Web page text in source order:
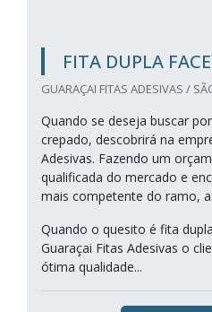
FITA DUPLA
GUARAÇAI FITAS ADESIVAS /
Quando se deseja buscar
crepado, descobrirá na
Adesivas. Fazendo um
qualificada do mercado e
mais competente do ramo,
Quando o quesito é fita
Guaraçai Fitas Adesivas o
ótima qualidade...